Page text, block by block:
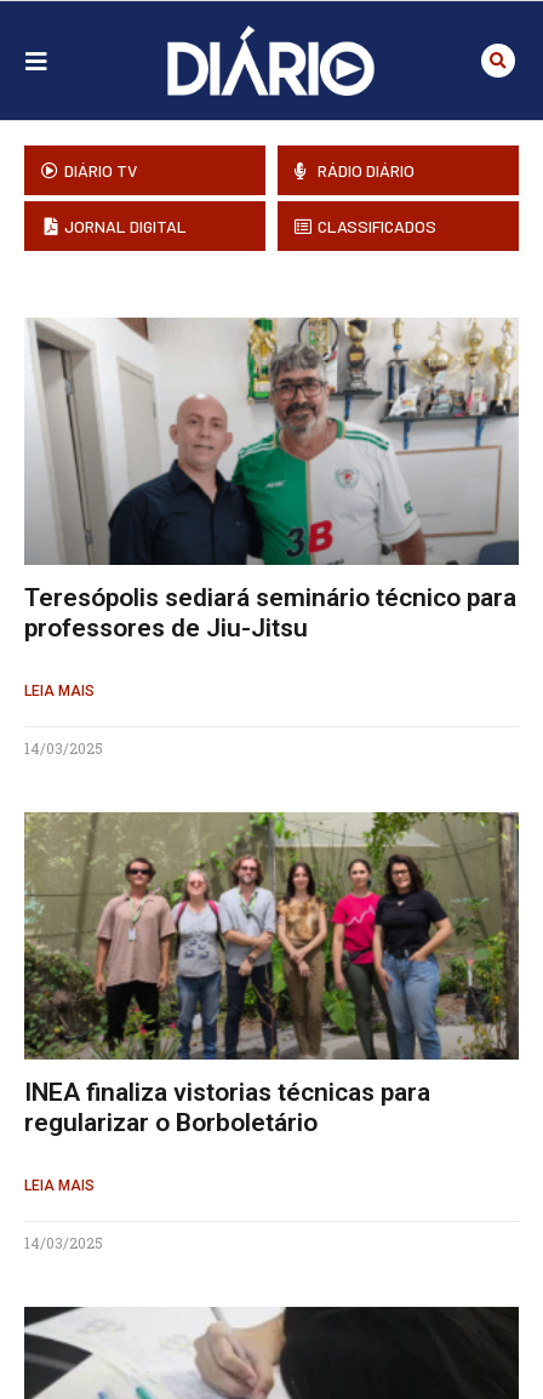
DIÁRIO TV RÁDIO DIÁRIO
JORNAL DIGITAL CLASSIFICADOS
Teresópolis sediará seminário técnico para
professores de Jiu-Jitsu
LEIA MAIS
14/03/2025
INEA finaliza vistorias técnicas para
regularizar o Borboletário
LEIA MAIS
14/03/2025